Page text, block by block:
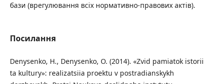
бази (врегулювання всіх нормативно-правових актів).
Посилання
Denysenko, H., Denysenko, O. (2014). «Zvid pamiatok istorii
ta kultury»: realizatsiia proektu v postradianskykh